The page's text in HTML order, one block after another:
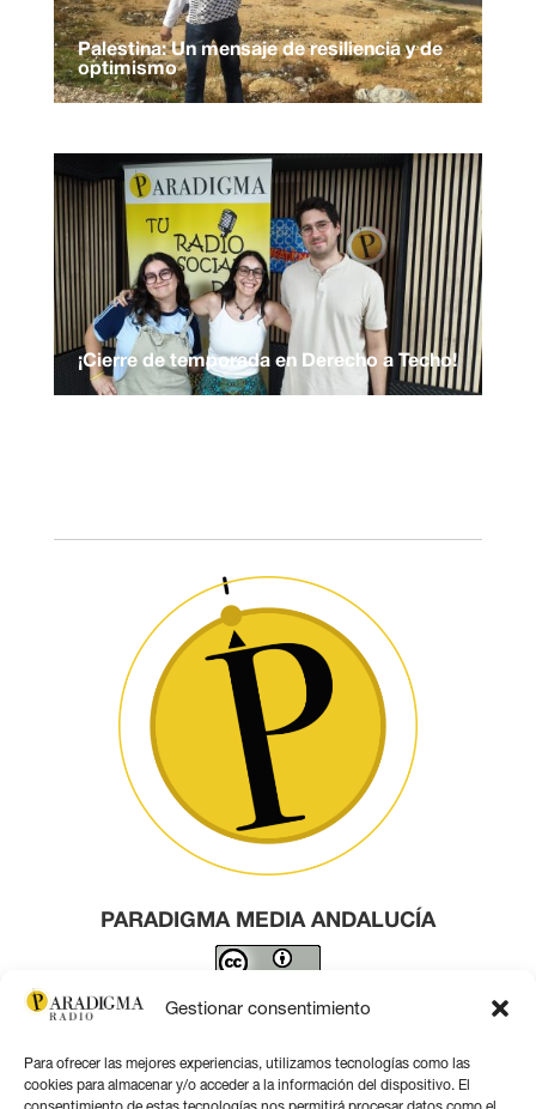
Gestionar consentimiento
Para ofrecer las mejores experiencias, utilizamos tecnologías como las
cookies para almacenar y/o acceder a la información del dispositivo. El
Palestina: Un mensaje de resiliencia y de
optimismo
¡Cierre de temporada en Derecho a Techo!
PARADIGMA MEDIA ANDALUCÍA
Este obra está bajo una licencia de Creative Commons
Contacto por correo